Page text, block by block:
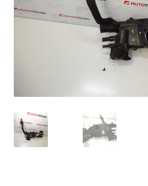
Košík
Ochrana osobních údajů